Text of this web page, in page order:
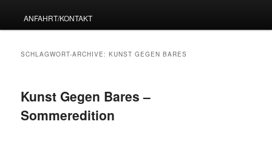
ANFAHRT/KONTAKT
SCHLAGWORT-ARCHIVE:KUNST GEGEN BARES
Kunst Gegen Bares –
Sommeredition